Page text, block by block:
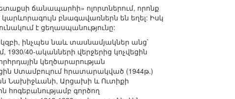
ճանապարհի» ոլորտներում, որոնք
բնագավառներն են եղել: Իսկ
է ցեղասպանությունը:
ինչպես նաև տասնամյակներ անց`
40-ականների վերջերից կոչվեցին
կեղծարարության
Ստամբուլում հրատարակված (1944թ.)
Նախիջևանի, Արցախի և Ուտիքի
գործող